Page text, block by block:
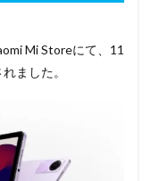
Mi Storeにて、11
ました。